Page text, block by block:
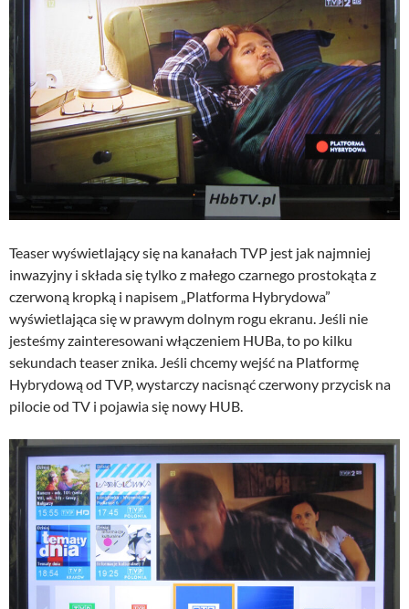
Teaser wyświetlający się na kanałach TVP jest jak najmniej
inwazyjny i składa się tylko z małego czarnego prostokąta z
czerwoną kropką i napisem „Platforma Hybrydowa”
wyświetlająca się w prawym dolnym rogu ekranu. Jeśli nie
jesteśmy zainteresowani włączeniem HUBa, to po kilku
sekundach teaser znika. Jeśli chcemy wejść na Platformę
Hybrydową od TVP, wystarczy nacisnąć czerwony przycisk na
pilocie od TV i pojawia się nowy HUB.